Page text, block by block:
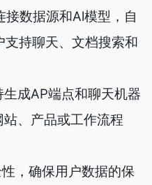
接数据源和Al模型，自
持聊天、文档搜索和
成AP端点和聊天机器
、产品或工作流程
，确保用户数据的保